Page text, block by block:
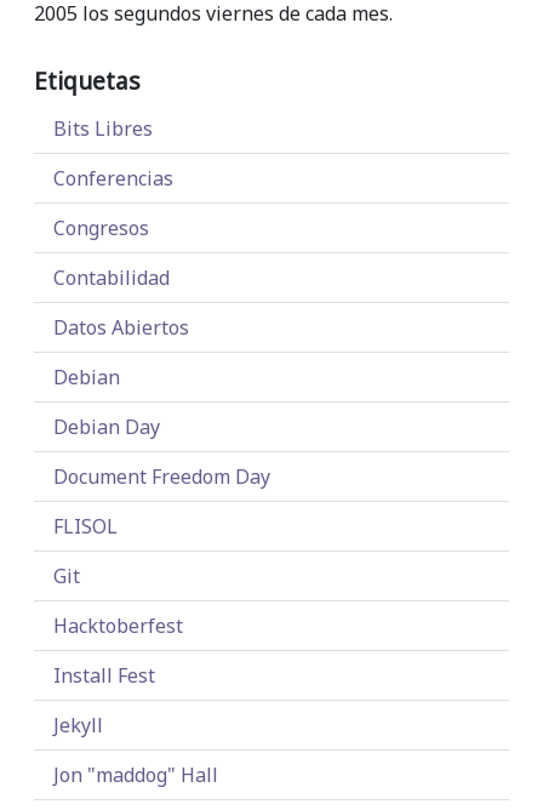
2005 los segundos viernes de cada mes.
Etiquetas
Bits Libres
Conferencias
Congresos
Contabilidad
Datos Abiertos
Debian
Debian Day
Document Freedom Day
FLISOL
Git
Hacktoberfest
Install Fest
Jekyll
Jon "maddog" Hall